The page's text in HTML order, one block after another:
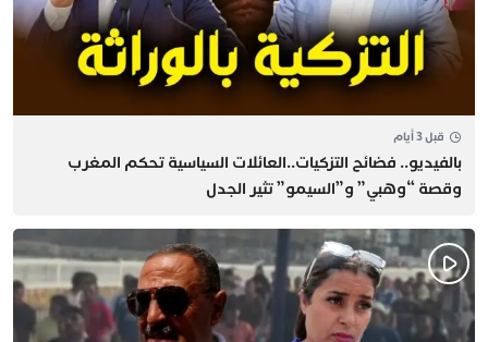
قبل 3 أيام
بالفيديو.. فضائح التزكيات..العائلات السياسية تحكم المغرب
وقصة “وهبي” و”السيمو” تثير الجدل